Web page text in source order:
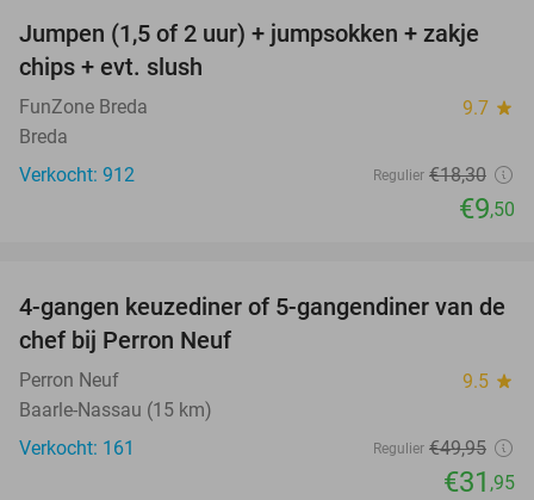
48%
Jumpen (1,5 of 2 uur) + jumpsokken + zakje
chips + evt. slush
FunZone Breda 9.7 star
Breda
Verkocht: 912
Regulier €18,30
€9,50
36%
4-gangen keuzediner of 5-gangendiner van de
chef bij Perron Neuf
Perron Neuf 9.5 star
Baarle-Nassau (15 km)
Verkocht: 161
Regulier €49,95
€31 ,95